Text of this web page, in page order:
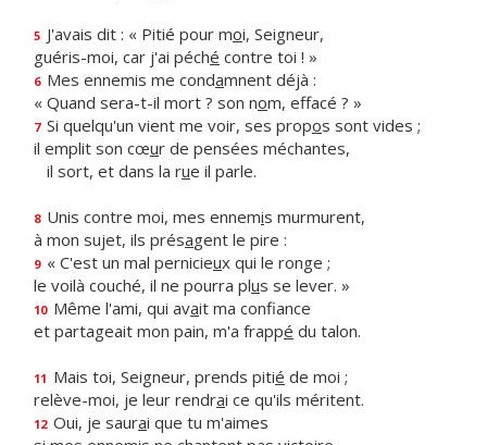
5 J'avais dit : « Pitié pour moi, Seigneur,
guéris-moi, car j'ai péché contre toi ! »
6 Mes ennemis me condamnent déjà :
« Quand sera-t-il mort ? son nom, effacé ? »
7 Si quelqu'un vient me voir, ses propos sont vides ;
il emplit son cœur de pensées méchantes,
il sort, et dans la rue il parle.
8 Unis contre moi, mes ennemis murmurent,
à mon sujet, ils présagent le pire :
9 « C'est un mal pernicieux qui le ronge ;
le voilà couché, il ne pourra plus se lever. »
10 Même l'ami, qui avait ma confiance
et partageait mon pain, m'a frappé du talon.
11 Mais toi, Seigneur, prends pitié de moi ;
relève-moi, je leur rendrai ce qu'ils méritent.
12 Oui, je saurai que tu m'aimes